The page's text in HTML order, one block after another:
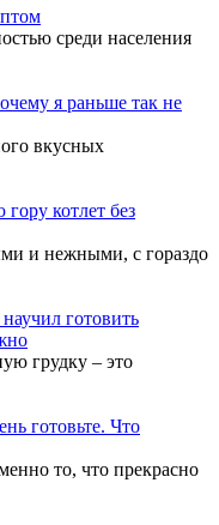
среди населения
я раньше так не
вкусных
котлет без
и нежными, с гораздо
готовить
грудку – это
готовьте. Что
то, что прекрасно